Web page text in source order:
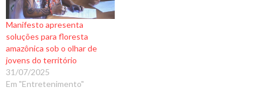
Manifesto apresenta
soluções para floresta
amazônica sob o olhar de
jovens do território
31/07/2025
Em "Entretenimento"